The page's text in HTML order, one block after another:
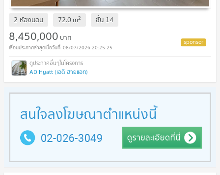
2 ห้องนอน 72.0m2 ชั้น 14
8,450,000 บาท
08/07/2026 20:25:25
AD Hyatt (เอดี ฮายแอท)